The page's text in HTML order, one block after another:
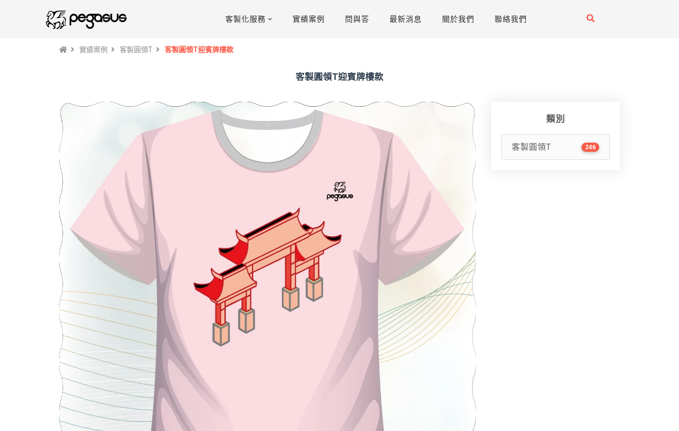
客製化服務 實績案例 問與答 最新消息 關於我們 聯絡我們
實績案例 客製圓領T 客製圓領T迎賓牌樓款
客製圓領T迎賓牌樓款
類別
客製圓領T 246